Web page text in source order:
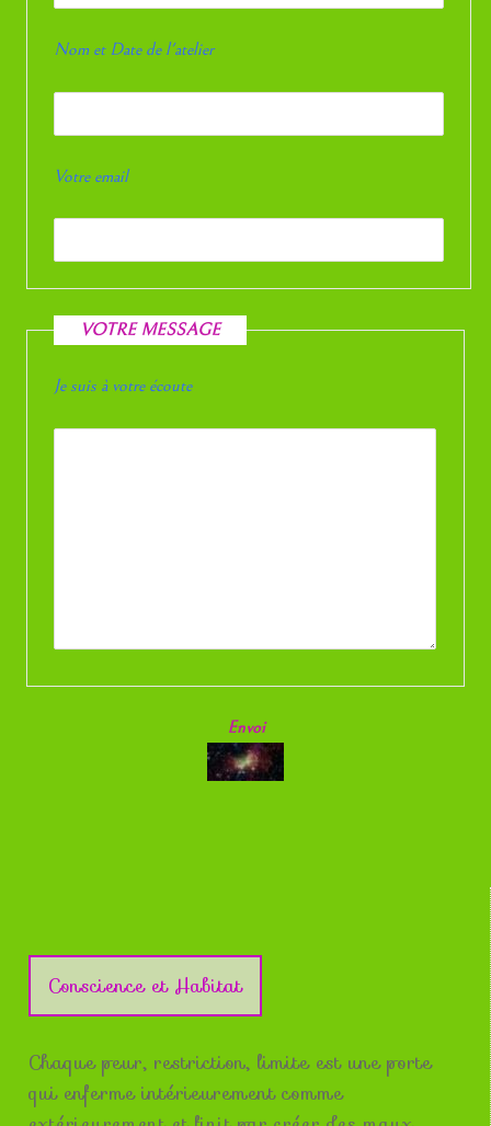
Nom et Date de l'atelier
Votre email
VOTRE MESSAGE
Je suis à votre écoute
Envoi
Conscience et Habitat
Chaque peur, restriction, limite est une porte
qui enferme intérieurement comme